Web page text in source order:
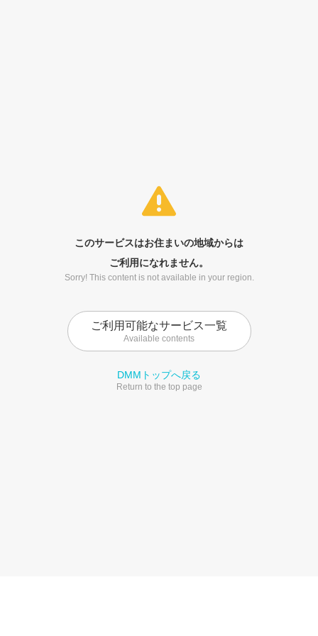
このサービスはお住まいの地域からは
ご利用になれません。
Sorry! This content is not available in your region.
ご利用可能なサービス一覧
Available contents
DMMトップへ戻る
Return to the top page